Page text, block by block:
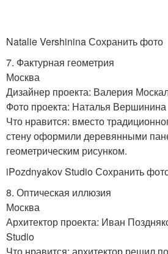
Natalie Vershinina Сохранить фото
7. Фактурная геометрия
Москва
Дизайнер проекта: Валерия
Фото проекта: Наталья Вершинина
Что нравится: вместо
стену оформили деревянными
геометрическим рисунком.
iPozdnyakov Studio Сохранить
8. Оптическая иллюзия
Москва
Архитектор проекта: Иван
Studio